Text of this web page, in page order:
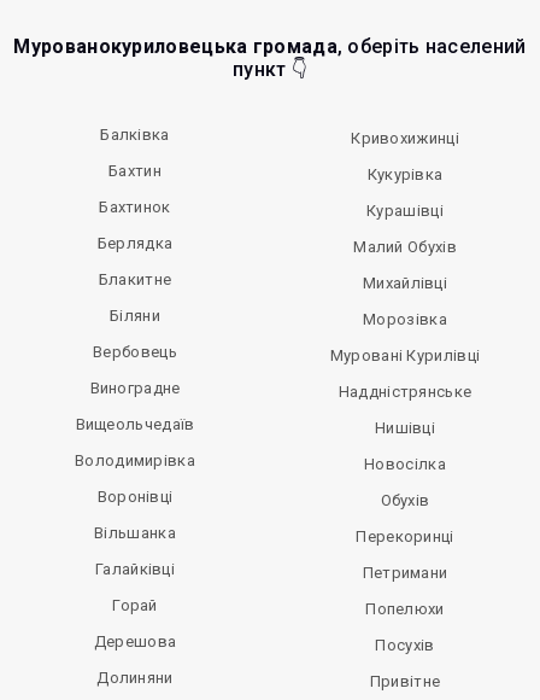
Мурованокуриловецька громада, оберіть населений
пункт 👇
Балківка
Бахтин
Бахтинок
Берлядка
Блакитне
Біляни
Вербовець
Виноградне
Вищеольчедаїв
Володимирівка
Воронівці
Вільшанка
Галайківці
Горай
Дерешова
Долиняни
Кривохижинці
Кукурівка
Курашівці
Малий Обухів
Михайлівці
Морозівка
Муровані Курилівці
Наддністрянське
Нишівці
Новосілка
Обухів
Перекоринці
Петримани
Попелюхи
Посухів
Привітне